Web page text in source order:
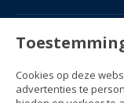
PARTNERS
Contact
Prijzen &
(+34) 91 594 37 76
Cookies op deze
advertenties te